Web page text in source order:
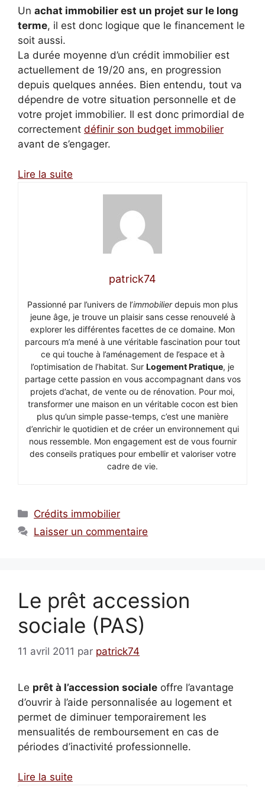
Un achat immobilier est un projet sur le long
terme, il est donc logique que le financement le
soit aussi.
La durée moyenne d’un crédit immobilier est
actuellement de 19/20 ans, en progression
depuis quelques années. Bien entendu, tout va
dépendre de votre situation personnelle et de
votre projet immobilier. Il est donc primordial de
correctement définir son budget immobilier
avant de s’engager.
Lire la suite
patrick74
Passionné par l’univers de l’immobilierdepuis mon plus
jeune âge, je trouve un plaisir sans cesse renouvelé à
explorer les différentes facettes de ce domaine. Mon
parcours m’a mené à une véritable fascination pour tout
ce qui touche à l’aménagement de l’espace et à
l’optimisation de l’habitat. Sur Logement Pratique, je
partage cette passion en vous accompagnant dans vos
projets d’achat, de vente ou de rénovation. Pour moi,
transformer une maison en un véritable cocon est bien
plus qu’un simple passe-temps, c’est une manière
d’enrichir le quotidien et de créer un environnement qui
nous ressemble. Mon engagement est de vous fournir
des conseils pratiques pour embellir et valoriser votre
cadre de vie.
Catégories
Crédits immobilier
Laisser un commentaire
Le prêt accession
sociale (PAS)
11 avril 2011 par patrick74
Le prêt à l’accession sociale offre l’avantage
d’ouvrir à l’aide personnalisée au logement et
permet de diminuer temporairement les
mensualités de remboursement en cas de
périodes d’inactivité professionnelle.
Lire la suite